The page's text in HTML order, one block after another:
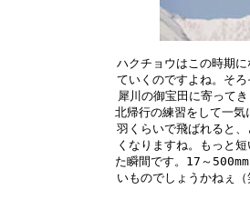
ハクチョウはこの時期
ていくのですよね。そ
犀川の御宝田に寄って
北帰行の練習をして一
羽くらいで飛ばれると
くなりますね。もっと
た瞬間です。17～